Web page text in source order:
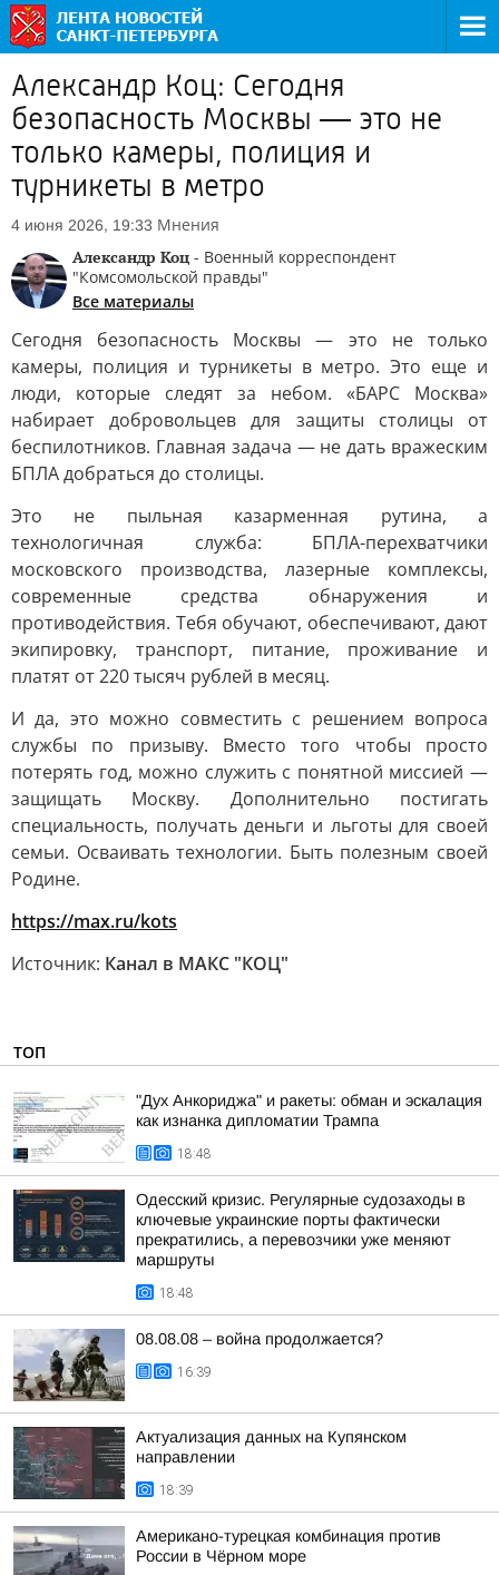
Александр Коц: Сегодня
безопасность Москвы — это не
только камеры, полиция и
турникеты в метро
4 июня 2026, 19:33 Мнения
Александр Коц - Военный корреспондент
"Комсомольской правды"
Все материалы
Сегодня безопасность Москвы — это не только
камеры, полиция и турникеты в метро. Это еще и
люди, которые следят за небом. «БАРС Москва»
набирает добровольцев для защиты столицы от
беспилотников. Главная задача — не дать вражеским
БПЛА добраться до столицы.
Это не пыльная казарменная рутина, а
технологичная служба: БПЛА-перехватчики
московского производства, лазерные комплексы,
современные средства обнаружения и
противодействия. Тебя обучают, обеспечивают, дают
экипировку, транспорт, питание, проживание и
платят от 220 тысяч рублей в месяц.
И да, это можно совместить с решением вопроса
службы по призыву. Вместо того чтобы просто
потерять год, можно служить с понятной миссией —
защищать Москву. Дополнительно постигать
специальность, получать деньги и льготы для своей
семьи. Осваивать технологии. Быть полезным своей
Родине.
https://max.ru/kots
Источник: Канал в МАКС "КОЦ"
ТОП
"Дух Анкориджа" и ракеты: обман и эскалация
как изнанка дипломатии Трампа
18:48
Одесский кризис. Регулярные судозаходы в
ключевые украинские порты фактически
прекратились, а перевозчики уже меняют
маршруты
18:48
08.08.08 – война продолжается?
16:39
Актуализация данных на Купянском
направлении
18:39
Американо-турецкая комбинация против
России в Чёрном море